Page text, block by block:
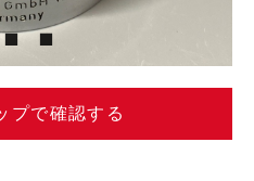
プで確認する